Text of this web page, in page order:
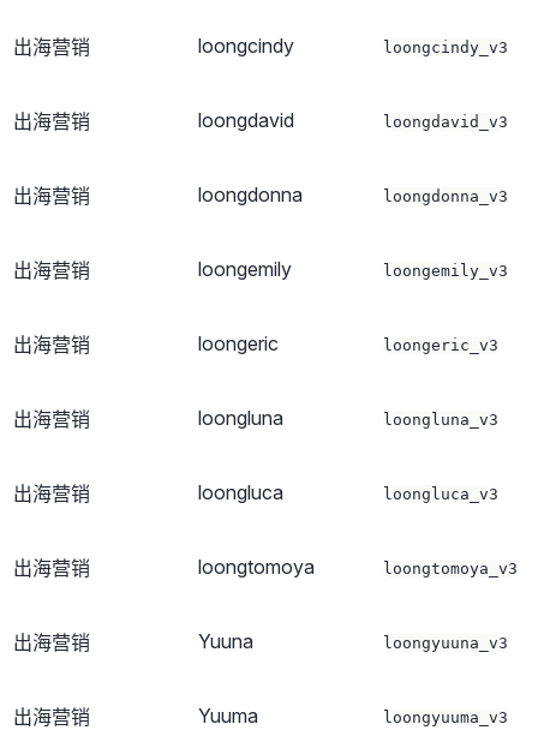
出海营销 loongcindy loongcindy_v3
出海营销 loongdavid loongdavid_v3
出海营销 loongdonna loongdonna_v3
出海营销 loongemily loongemily_v3
出海营销 loongeric loongeric_v3
出海营销 loongluna loongluna_v3
出海营销 loongluca loongluca_v3
出海营销 loongtomoya loongtomoya_v3
出海营销 Yuuna loongyuuna_v3
出海营销 Yuuma loongyuuma_v3